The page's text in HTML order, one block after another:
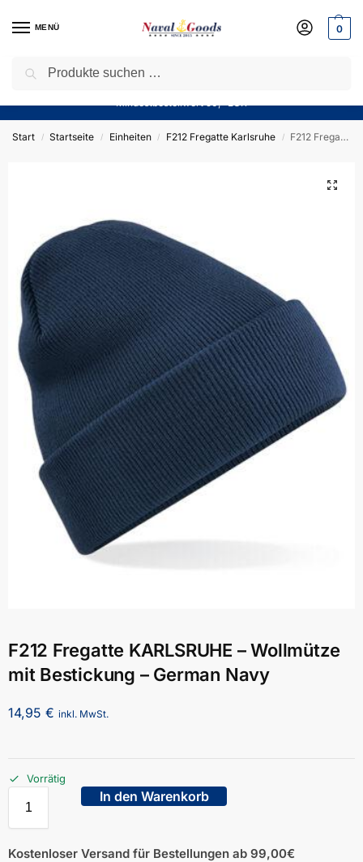
MENÜ 0
Sparen Sie jetzt bares Geld! — Mit unserem Gutschein
Mindestbestellwert 50,- EUR
Start / Startseite / Einheiten / F212 Fregatte Karlsruhe / F212 Fregatte KARLSRUHE – Wollmütze mit Bestickung – German Navy
F212 Fregatte KARLSRUHE – Wollmütze
mit Bestickung – German Navy
14,95 € inkl. MwSt.
Vorrätig
In den Warenkorb
Kostenloser Versand für Bestellungen ab 99,00€